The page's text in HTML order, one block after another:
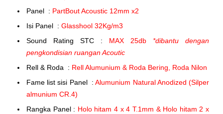
Panel : PartBout Acoustic 12mm x2
Isi Panel : Glasshool 32Kg/m3
Sound Rating STC : MAX 25db *dibantu dengan
pengkondisian ruangan Acoutic
Rell & Roda : Rell Alumunium & Roda Bering, Roda Nilon
Fame list sisi Panel :Alumunium Natural Anodized (Silper
almunium CR.4)
Rangka Panel : Holo hitam 4 x 4 T.1mm & Holo hitam 2 x